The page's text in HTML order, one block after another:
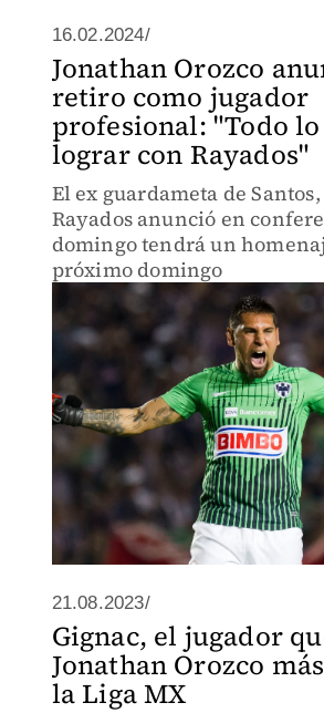
16.02.2024/
Jonathan Orozco
retiro como jugador
profesional: "Todo
lograr con Rayados"
El ex guardameta de
Rayados anunció en
domingo tendrá un
próximo domingo
21.08.2023/
Gignac, el jugador
Jonathan Orozco más
la Liga MX